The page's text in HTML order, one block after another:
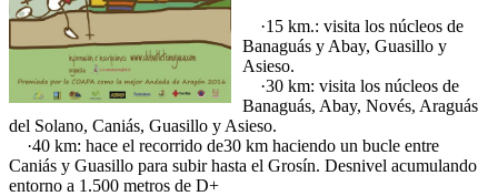
·15 km.: visita los núcleos de
Banaguás y Abay, Guasillo y
Asieso.
·30 km: visita los núcleos de
Banaguás, Abay, Novés, Araguás
del Solano, Caniás, Guasillo y Asieso.
·40 km: hace el recorrido de30 km haciendo un bucle entre
Caniás y Guasillo para subir hasta el Grosín. Desnivel acumulando
entorno a 1.500 metros de D+